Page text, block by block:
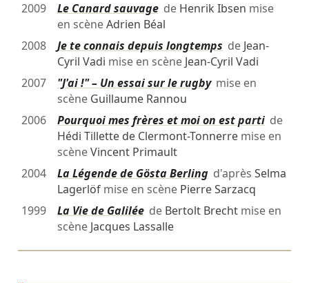
2009
Le Canard sauvagede Henrik Ibsen mise
en scèneAdrien Béal
2008
Je te connais depuis longtemps de Jean-
Cyril Vadi mise en scène Jean-Cyril Vadi
2007
"J'ai !" – Un essai sur le rugbymise en
scène Guillaume Rannou
2006
Pourquoi mes frères et moi on est partide
Hédi Tillette de Clermont-Tonnerremise en
scèneVincent Primault
2004
La Légende de Gösta Berlingd'après Selma
Lagerlöfmise en scène Pierre Sarzacq
1999
La Vie de Galiléede Bertolt Brechtmise en
scène Jacques Lassalle